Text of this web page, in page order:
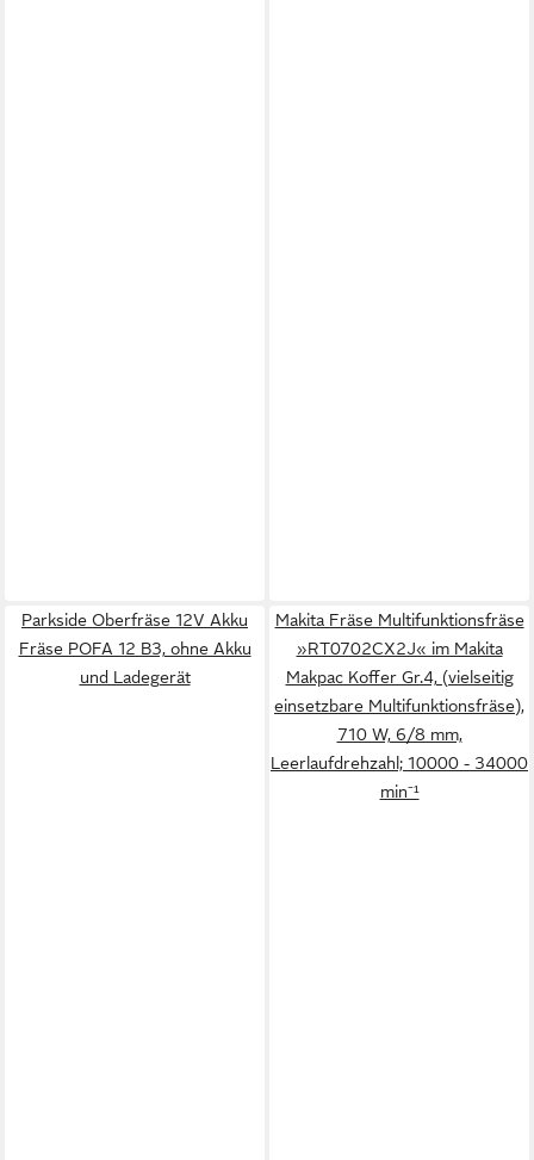
Parkside Oberfräse 12V Akku
Fräse POFA 12 B3, ohne Akku
und Ladegerät
Makita Fräse Multifunktionsfräse
»RT0702CX2J« im Makita
Makpac Koffer Gr.4, (vielseitig
einsetzbare Multifunktionsfräse),
710 W, 6/8 mm,
Leerlaufdrehzahl; 10000 - 34000
min⁻¹